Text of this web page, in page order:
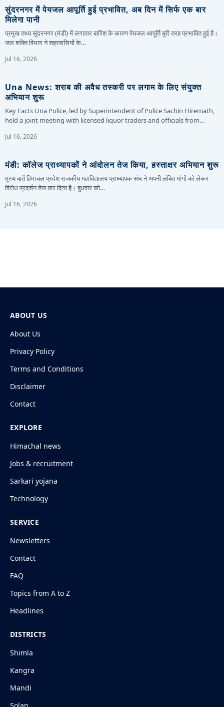
सुंदरनगर में पेयजल आपूर्ति हुई प्रभावित, अब दिन में सिर्फ एक बार
मिलेगा पानी
प्रमुख तथ्य सुंदरनगर (मंडी) में लगातार बारिश के कारण पेयजल आपूर्ति बुरी तरह प्रभावित हुई है।
जल शक्ति विभाग ने शहरवासियों के…
Jul 16, 2026
Una News: शराब की अवैध तस्करी पर लगाम के लिए संयुक्त
अभियान शुरू
Key Facts Una Police, led by Superintendent of Police Sachin Hiremath,
held a joint meeting with licensed liquor traders and officials from…
Jul 16, 2026
मंडी: कॉलेज प्राध्यापकों ने आंदोलन तेज किया, हस्ताक्षर अभियान शुरू
मुख्य बातें हिमाचल प्रदेश राजकीय महाविद्यालय प्राध्यापक संघ ने अपनी लंबित मांगों को लेकर
विरोध प्रदर्शन तेज कर दिया है। बुधवार को…
Jul 16, 2026
ABOUT US
About Us
Privacy Policy
Terms and Conditions
Disclaimer
Contact
EXPLORE
Himachal news
Jobs & recruitment
Sarkari yojana
Technology
SERVICE
Newsletters
Contact
FAQ
Topics from A to Z
Headlines
DISTRICTS
Shimla
Kangra
Mandi